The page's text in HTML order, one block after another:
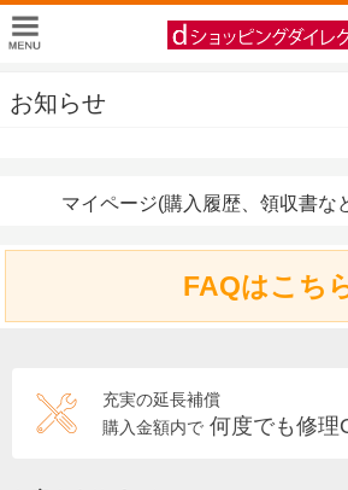
お知らせ
マイページ(購入履歴、領収書な
FAQはこち
充実の延長補償
購入金額内で 何度でも修理